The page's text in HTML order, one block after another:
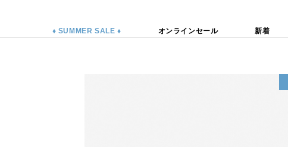
♦ SUMMER SALE ♦ オンラインセール 新着